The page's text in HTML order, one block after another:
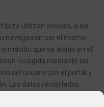
Ibiza utilizan cookies, a los
navegación por el mismo.
que se alojan en el
recogida mediante las
del usuario por el portal y
Los datos recopilados